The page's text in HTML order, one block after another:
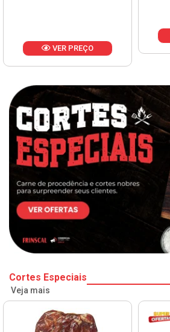
VER PREÇO
Cortes Especiais
Veja mais